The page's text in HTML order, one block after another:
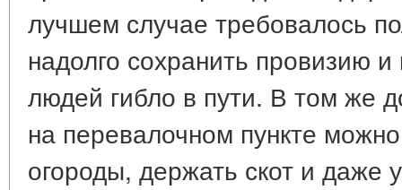
лучшем случае требовалось
надолго сохранить провизию
людей гибло в пути. В том же
на перевалочном пункте
огороды, держать скот и даже